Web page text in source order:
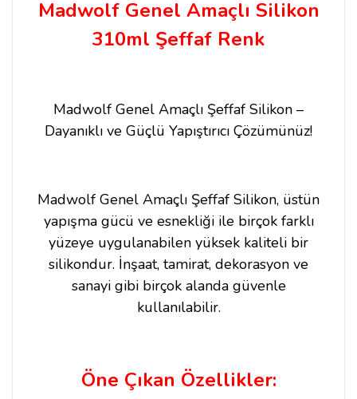
Madwolf Genel Amaçlı Silikon
310ml Şeffaf Renk
Madwolf Genel Amaçlı Şeffaf Silikon –
Dayanıklı ve Güçlü Yapıştırıcı Çözümünüz!
Madwolf Genel Amaçlı Şeffaf Silikon, üstün
yapışma gücü ve esnekliği ile birçok farklı
yüzeye uygulanabilen yüksek kaliteli bir
silikondur. İnşaat, tamirat, dekorasyon ve
sanayi gibi birçok alanda güvenle
kullanılabilir.
Öne Çıkan Özellikler: